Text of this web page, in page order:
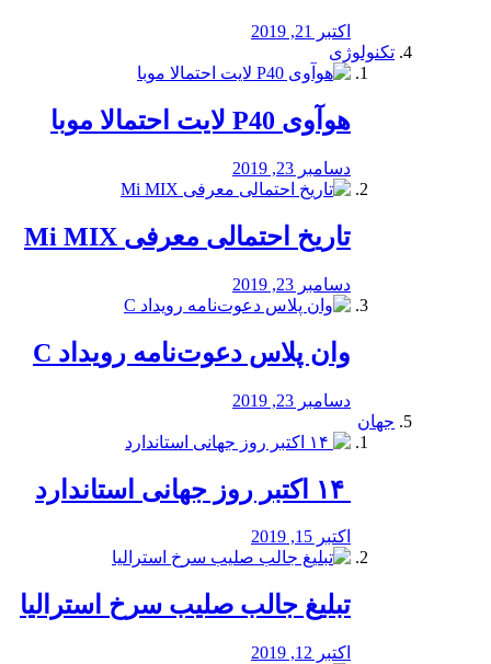
اکتبر 21, 2019
تکنولوژی
هوآوی P40 لایت احتمالا موبا
دسامبر 23, 2019
تاریخ احتمالی معرفی Mi MIX
دسامبر 23, 2019
وان پلاس دعوت‌نامه رویداد C
دسامبر 23, 2019
جهان
اکتبر 15, 2019
تبلیغ جالب صلیب سرخ استرالیا
اکتبر 12, 2019